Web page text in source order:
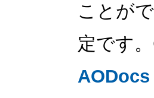
ことが
定です
AODocs